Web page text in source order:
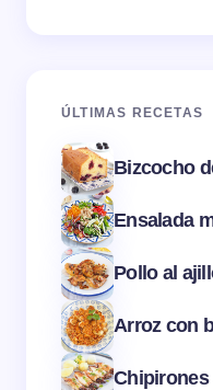
ÚLTIMAS RECETAS
Bizcocho
Ensalada
Pollo al
Arroz con
Chipirones